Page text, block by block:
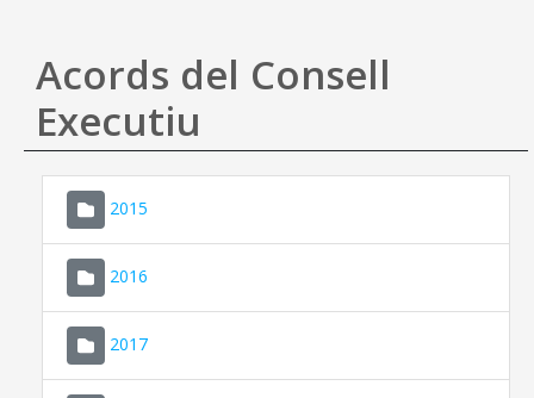
Ajuda
Acords del Consell
Executiu
2015
2016
2017